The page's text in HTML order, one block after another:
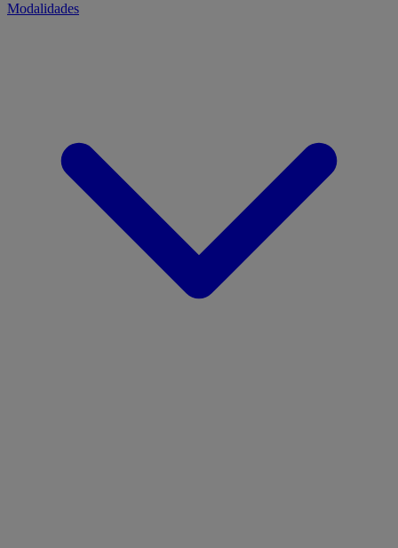
Modalidades